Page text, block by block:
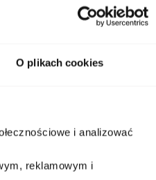
O plikach cookies
i analizować
reklamowym i
nasz sklep, aby
nawigacji karuzeli za pomocą